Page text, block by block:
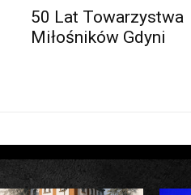
50 Lat Towarzystwa
Miłośników Gdyni